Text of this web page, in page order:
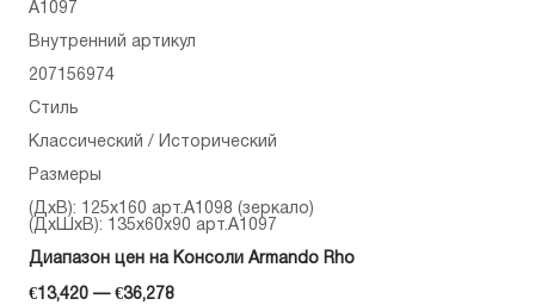
A1097
Внутренний артикул
207156974
Стиль
Классический / Исторический
Размеры
(ДхВ): 125x160 арт.A1098 (зеркало)
(ДхШхВ): 135x60x90 арт.A1097
Диапазон цен на Консоли Armando Rho
€13,420 — €36,278